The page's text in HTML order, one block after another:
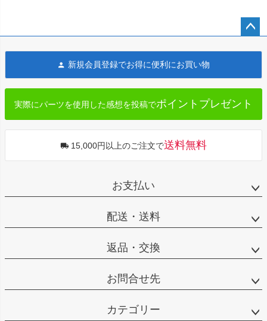
へ
新規会員登録でお得に便利にお買い物
実際にパーツを使用した感想を投稿でポイントプレゼント
15,000円以上のご注文で送料無料
お支払い
配送・送料
返品・交換
お問合せ先
カテゴリー